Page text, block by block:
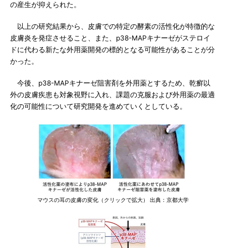
の産生が抑えられた。
以上の研究結果から、皮膚での特定の酵素の活性化が特徴的な
皮膚炎を発症させること、また、p38-MAPキナーゼがステロイ
ドに代わる新たな外用薬開発の標的となる可能性があることが分
かった。
今後、p38-MAPキナーゼ阻害剤を外用薬とするため、乾癬以
外の皮膚疾患も対象視野に入れ、課題の克服および外用薬の最適
化の可能性について研究開発を進めていくとしている。
マウスの耳の皮膚の変化（クリックで拡大） 出典：京都大学